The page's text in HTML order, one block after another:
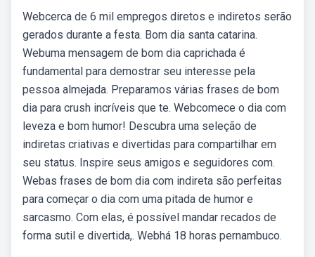
Webcerca de 6 mil empregos diretos e indiretos serão
gerados durante a festa. Bom dia santa catarina.
Webuma mensagem de bom dia caprichada é
fundamental para demostrar seu interesse pela
pessoa almejada. Preparamos várias frases de bom
dia para crush incríveis que te. Webcomece o dia com
leveza e bom humor! Descubra uma seleção de
indiretas criativas e divertidas para compartilhar em
seu status. Inspire seus amigos e seguidores com.
Webas frases de bom dia com indireta são perfeitas
para começar o dia com uma pitada de humor e
sarcasmo. Com elas, é possível mandar recados de
forma sutil e divertida,. Webhá 18 horas pernambuco.